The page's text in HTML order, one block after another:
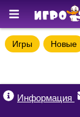
Игры Новые
Информация